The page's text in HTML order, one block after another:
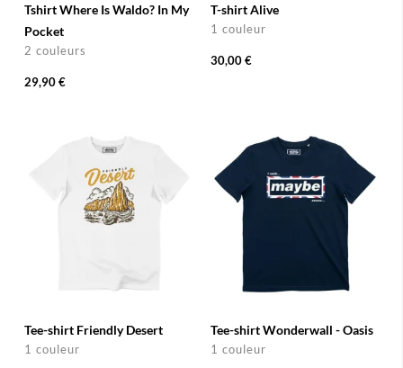
Tshirt Where Is Waldo? In My
Pocket
2 couleurs
29,90 €
T-shirt Alive
1 couleur
30,00 €
Tee-shirt Friendly Desert
1 couleur
Tee-shirt Wonderwall - Oasis
1 couleur